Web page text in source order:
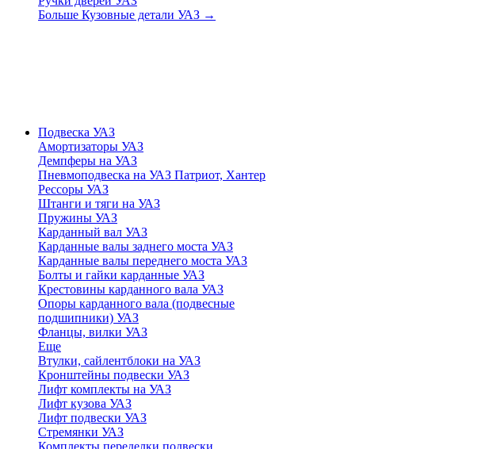
Больше Кузовные детали УАЗ →
Подвеска УАЗ
Амортизаторы УАЗ
Демпферы на УАЗ
Пневмоподвеска на УАЗ Патриот, Хантер
Рессоры УАЗ
Штанги и тяги на УАЗ
Пружины УАЗ
Карданный вал УАЗ
Карданные валы заднего моста УАЗ
Карданные валы переднего моста УАЗ
Болты и гайки карданные УАЗ
Крестовины карданного вала УАЗ
Опоры карданного вала (подвесные
подшипники) УАЗ
Фланцы, вилки УАЗ
Еще
Втулки, сайлентблоки на УАЗ
Кронштейны подвески УАЗ
Лифт комплекты на УАЗ
Лифт кузова УАЗ
Лифт подвески УАЗ
Стремянки УАЗ
Комплекты переделки подвески